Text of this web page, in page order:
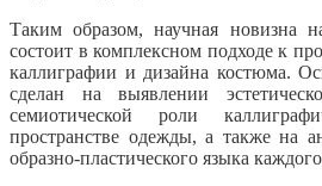
Таким образом, научная новизна
состоит в комплексном подходе к
каллиграфии и дизайна костюма.
сделан на выявлении
семиотической роли
пространстве одежды, а также на
образно-пластического языка